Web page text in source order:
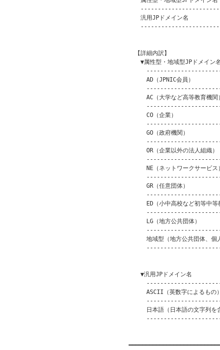
汎用JPドメイン名　　　　
【詳細内訳】
▼属性型・地域型JPドメイン
AD（JPNIC会員）　　　
AC（大学など高等教育機関
CO（企業）　　　　　　　
GO（政府機関）　　　　
OR（企業以外の法人組織）
NE（ネットワークサービス
GR（任意団体）　　　　
ED（小中高校など初等中等
LG（地方公共団体）　　　
地域型（地方公共団体、個
▼汎用JPドメイン名
ASCII（英数字によるもの
日本語（日本語の文字列を